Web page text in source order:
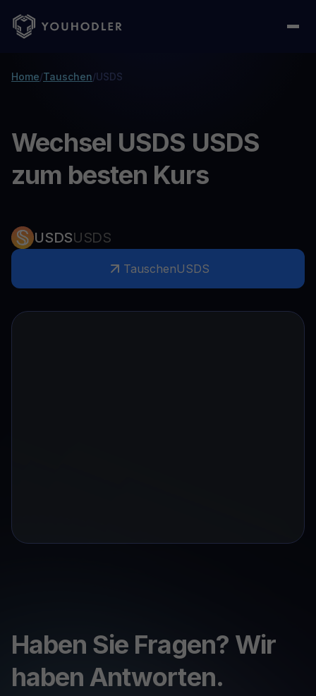
Home/Tauschen/USDS
Wechsel USDS USDS
zum besten Kurs
USDSUSDS
TauschenUSDS
Haben Sie Fragen? Wir
haben Antworten.